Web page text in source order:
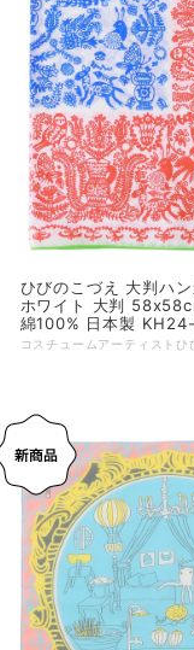
ひびのこづえ 大判ハ
ホワイト 大判
綿100% 日本製